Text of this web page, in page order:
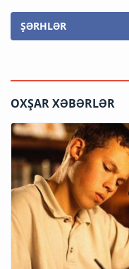
ŞƏRHLƏR
OXŞAR XƏBƏRLƏR